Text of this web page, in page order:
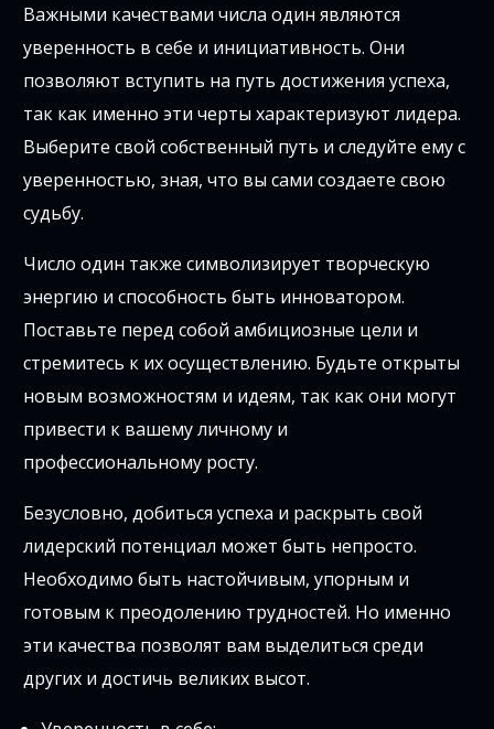
Важными качествами числа один являются
уверенность в себе и инициативность. Они
позволяют вступить на путь достижения успеха,
так как именно эти черты характеризуют лидера.
Выберите свой собственный путь и следуйте ему с
уверенностью, зная, что вы сами создаете свою
судьбу.
Число один также символизирует творческую
энергию и способность быть инноватором.
Поставьте перед собой амбициозные цели и
стремитесь к их осуществлению. Будьте открыты
новым возможностям и идеям, так как они могут
привести к вашему личному и
профессиональному росту.
Безусловно, добиться успеха и раскрыть свой
лидерский потенциал может быть непросто.
Необходимо быть настойчивым, упорным и
готовым к преодолению трудностей. Но именно
эти качества позволят вам выделиться среди
других и достичь великих высот.